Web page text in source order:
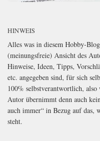
HINWEIS
Alles was in diesem Hobby-
(meinungsfreie) Ansicht des
Hinweise, Ideen, Tipps,
etc. angegeben sind, für sich
100% selbstverantwortlich,
Autor übernimmt denn auch
auch immer“ in Bezug auf das,
steht.